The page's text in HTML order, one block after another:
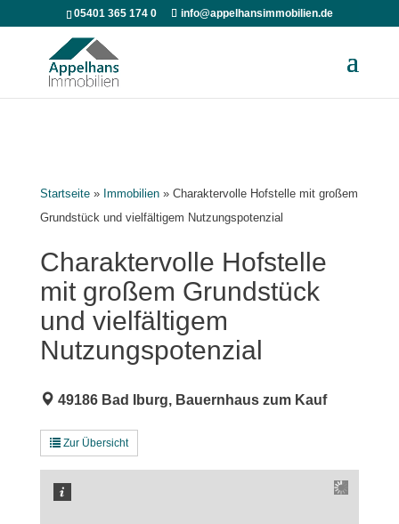
05401 365 174 0 info@appelhansimmobilien.de
Startseite» Immobilien» Charaktervolle Hofstelle mit großem
Grundstück und vielfältigem Nutzungspotenzial
Charaktervolle Hofstelle
mit großem Grundstück
und vielfältigem
Nutzungspotenzial
49186 Bad Iburg, Bauernhaus zum Kauf
Zur Übersicht